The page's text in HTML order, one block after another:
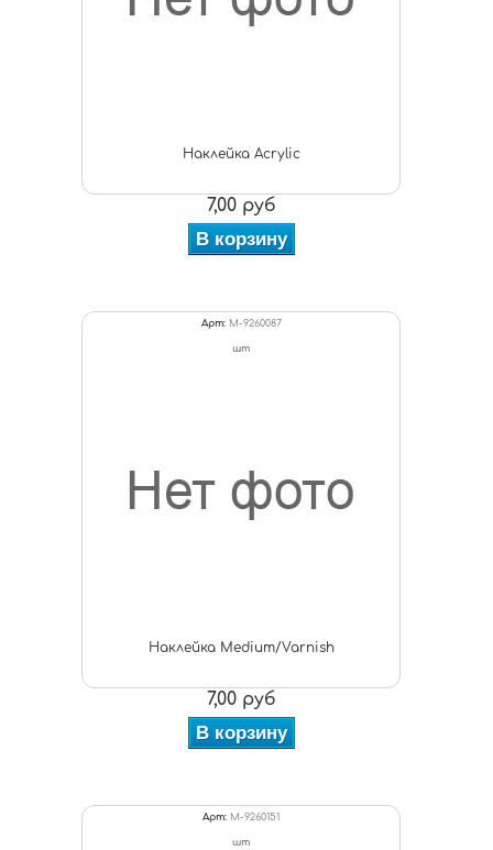
Наклейка Acrylic
7,00 руб
В корзину
Арт: M-9260087
шт
Наклейка Medium/Varnish
7,00 руб
В корзину
Арт: M-9260151
шт